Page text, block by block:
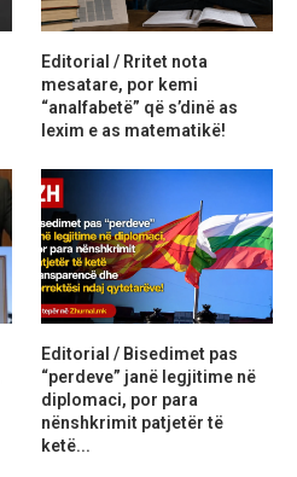
Editorial / Rritet nota
mesatare, por kemi
“analfabetë” që s’dinë as
lexim e as matematikë!
Editorial / Bisedimet pas
“perdeve” janë legjitime në
diplomaci, por para
nënshkrimit patjetër të
ketë...